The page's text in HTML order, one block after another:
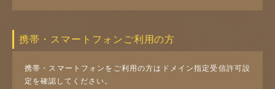
携帯・スマートフォンご利用の方
携帯・スマートフォンをご利用の方はドメイン指定受信許可設
定を確認してください。